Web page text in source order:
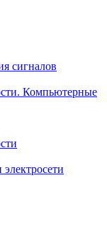
сигналов
Компьютерные